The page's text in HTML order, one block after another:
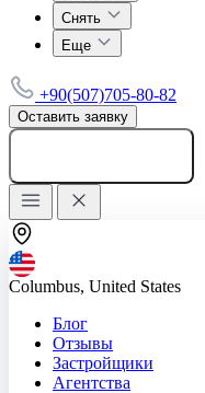
Снять
Еще
+90(507)705-80-82
Оставить заявку
Columbus, United States
Блог
Отзывы
Застройщики
Агентства